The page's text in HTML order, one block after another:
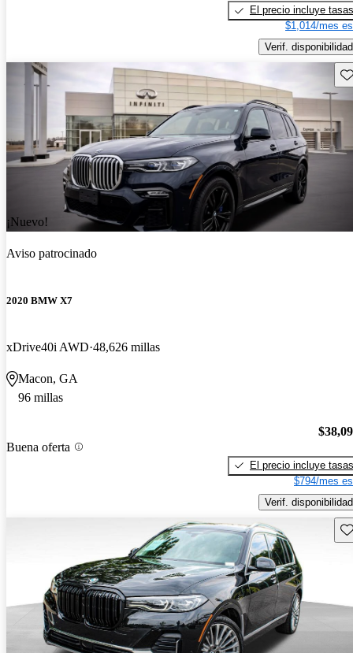
El precio incluye tasas
$1,014/mes
Verif. disponibilidad
¡Nuevo!
Aviso patrocinado
2020 BMW X7
xDrive40i AWD 48,626 millas
Macon, GA
96 millas
Buena oferta
El precio incluye tasas
$794/mes
Verif. disponibilidad